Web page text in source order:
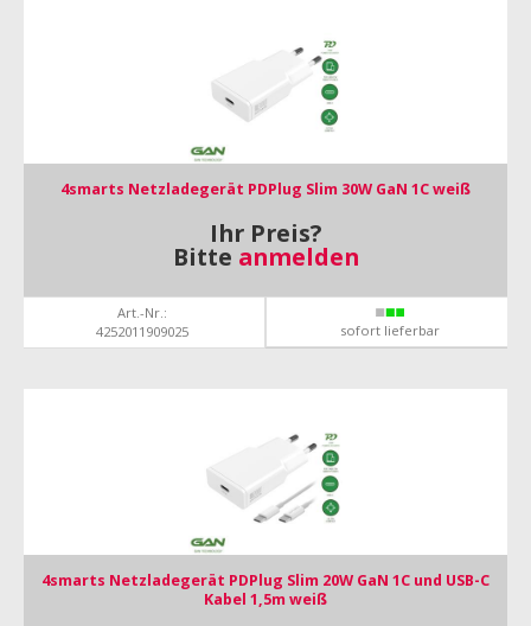
4smarts Netzladegerät PDPlug Slim 30W GaN 1C weiß
Ihr Preis?
Bitte anmelden
Art.-Nr.:
4252011909025
sofort lieferbar
4smarts Netzladegerät PDPlug Slim 20W GaN 1C und USB-C
Kabel 1,5m weiß